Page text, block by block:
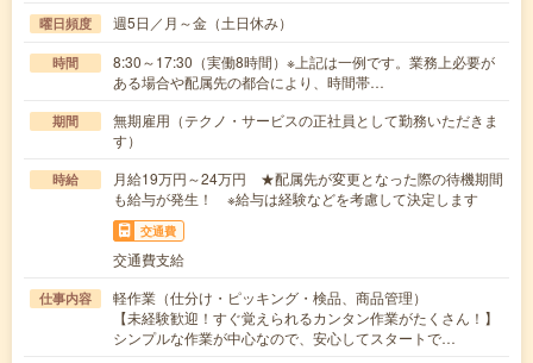
曜日頻度 週5日／月～金（土日休み）
時間
8:30～17:30（実働8時間）※上記は一例です。業務上必要が
ある場合や配属先の都合により、時間帯…
期間
無期雇用（テクノ・サービスの正社員として勤務いただきま
す）
時給
月給19万円～24万円 ★配属先が変更となった際の待機期間
も給与が発生！ ※給与は経験などを考慮して決定します
交通費
交通費支給
仕事内容
軽作業（仕分け・ピッキング・検品、商品管理）
【未経験歓迎！すぐ覚えられるカンタン作業がたくさん！】
シンプルな作業が中心なので、安心してスタートで…